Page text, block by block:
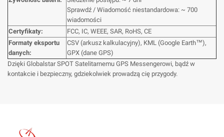
Sprawdź / Wiadomość niestandardowa: ~ 700
wiadomości
Certyfikaty:
FCC, IC, WEEE, SAR, RoHS, CE
Formaty eksportu
danych:
CSV (arkusz kalkulacyjny), KML (Google Earth™),
GPX (dane GPS)
Dzięki Globalstar SPOT Satelitarnemu GPS Messengerowi, bądź w
kontakcie i bezpieczny, gdziekolwiek prowadzą cię przygody.